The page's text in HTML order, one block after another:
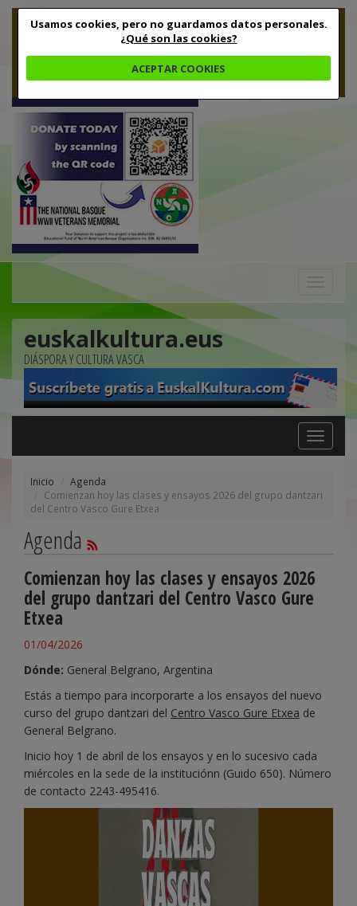
Usamos cookies, pero no guardamos datos personales.
¿Qué son las cookies?
ACEPTAR COOKIES
euskalkultura.eus
DIÁSPORA Y CULTURA VASCA
Toggle
navigation
Inicio
Agenda
Comienzan hoy las clases y ensayos 2026 del grupo dantzari
del Centro Vasco Gure Etxea
Agenda
Comienzan hoy las clases y ensayos 2026
del grupo dantzari del Centro Vasco Gure
Etxea
01/04/2026
Dónde: General Belgrano, Argentina
Estás a tiempo para incorporarte a los ensayos del nuevo
curso del grupo dantzari del Centro Vasco Gure Etxea de
General Belgrano.
Inicio hoy 1 de abril de los ensayos y en lo sucesivo cada
miércoles en la sede de la instituciónn (Guido 650). Número
de contacto 2243-495416.